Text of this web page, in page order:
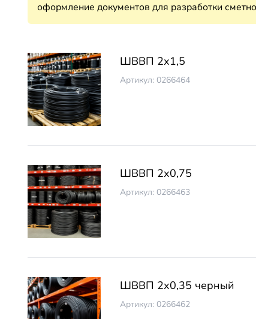
оформление документов для разработки
ШВВП 2х1,5
Артикул: 0266464
ШВВП 2х0,75
Артикул: 0266463
ШВВП 2х0,35 черный
Артикул: 0266462